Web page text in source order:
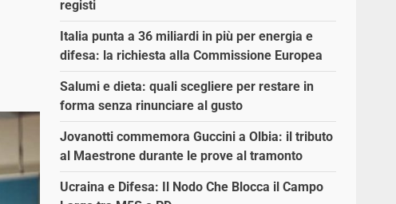
registi
Italia punta a 36 miliardi in più per energia e
difesa: la richiesta alla Commissione Europea
Salumi e dieta: quali scegliere per restare in
forma senza rinunciare al gusto
Jovanotti commemora Guccini a Olbia: il tributo
al Maestrone durante le prove al tramonto
Ucraina e Difesa: Il Nodo Che Blocca il Campo